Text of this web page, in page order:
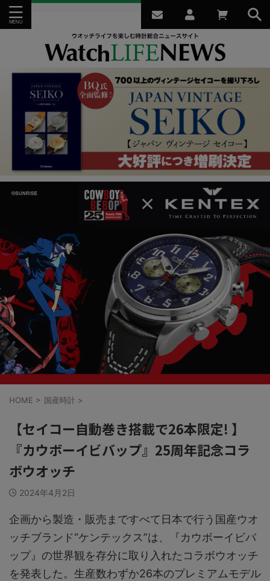
HOME > 国産時計 >
【セイコー自動巻き搭載で26本限定! 】
『カウボーイビバップ』25周年記念コラ
ボウオッチ
2024年4月2日
企画から製造・販売まですべて日本で行う国産ウオ
ッチブランド“ケンテックス”は、『カウボーイビバ
ップ』の世界観を存分に取り入れたコラボウオッチ
を発表した。生産数わずか26本のプレミアムモデル